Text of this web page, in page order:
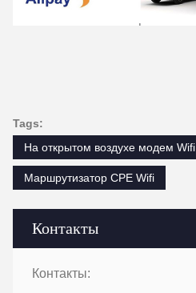
Контакты
Контакты:
Tags:
На открытом воздухе модем Wifi
Маршрутизатор CPE Wifi